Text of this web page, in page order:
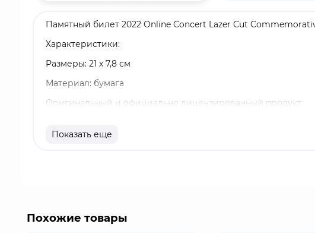
Памятный билет 2022 Online Concert Lazer Cut
Характеристики:
Размеры: 21 х 7,8 см
Материал: бумага
Оригинальный и официально лицензированный продукт
Синь Янь - играбельный Пиро персонаж в "Genshin Impact".
Показать еще
Похожие товары